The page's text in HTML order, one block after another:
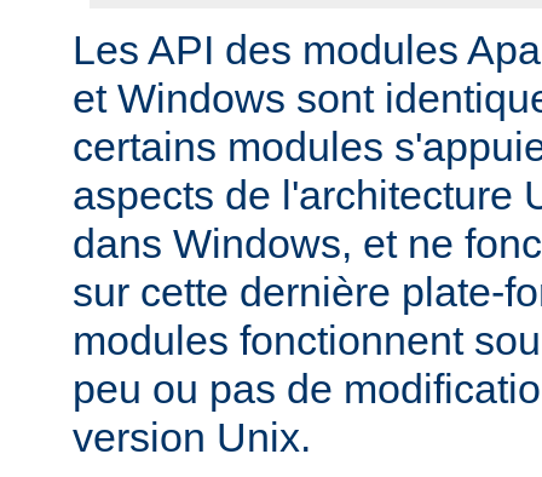
Les API des modules
et Windows sont
certains modules
aspects de l'architecture
dans Windows, et ne
sur cette dernière plate-
modules fonctionnent
peu ou pas de
version Unix.